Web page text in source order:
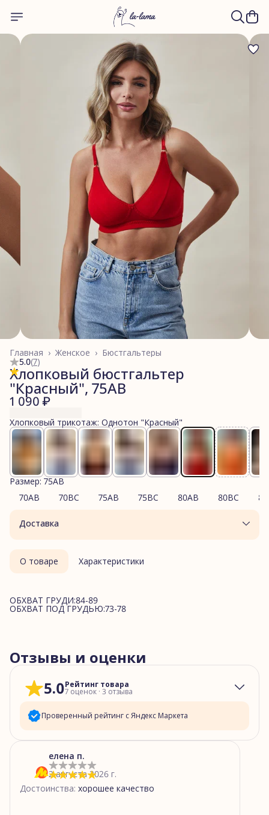
Бюстгальтеры
Женское ›
Главная ›
5.0(7)
Хлопковый бюстгальтер
"Красный", 75AB
1 090 ₽
Хлопковый трикотаж: Однотон "Красный"
Размер: 75AB
70AB
70BC 75AB 75BC 80AB 80BC
Доставка
О товаре Характеристики
ОБХВАТ ГРУДИ:84-89
ОБХВАТ ПОД ГРУДЬЮ:73-78
Отзывы и оценки
5.0Рейтинг товара
7 оценок · 3 отзыва
Проверенный рейтинг с Яндекс Маркета
5 звёзд
7
звезды
звезды
2 звезды
елена п.
2 августа 2026 г.
Достоинства: хорошее качество